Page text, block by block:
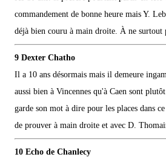
commandement de bonne heure mais Y.
déjà bien couru à main droite. À ne surtout
9 Dexter Chatho
Il a 10 ans désormais mais il demeure
aussi bien à Vincennes qu'à Caen sont
garde son mot à dire pour les places dans
de prouver à main droite et avec D.
10 Echo de Chanlecy